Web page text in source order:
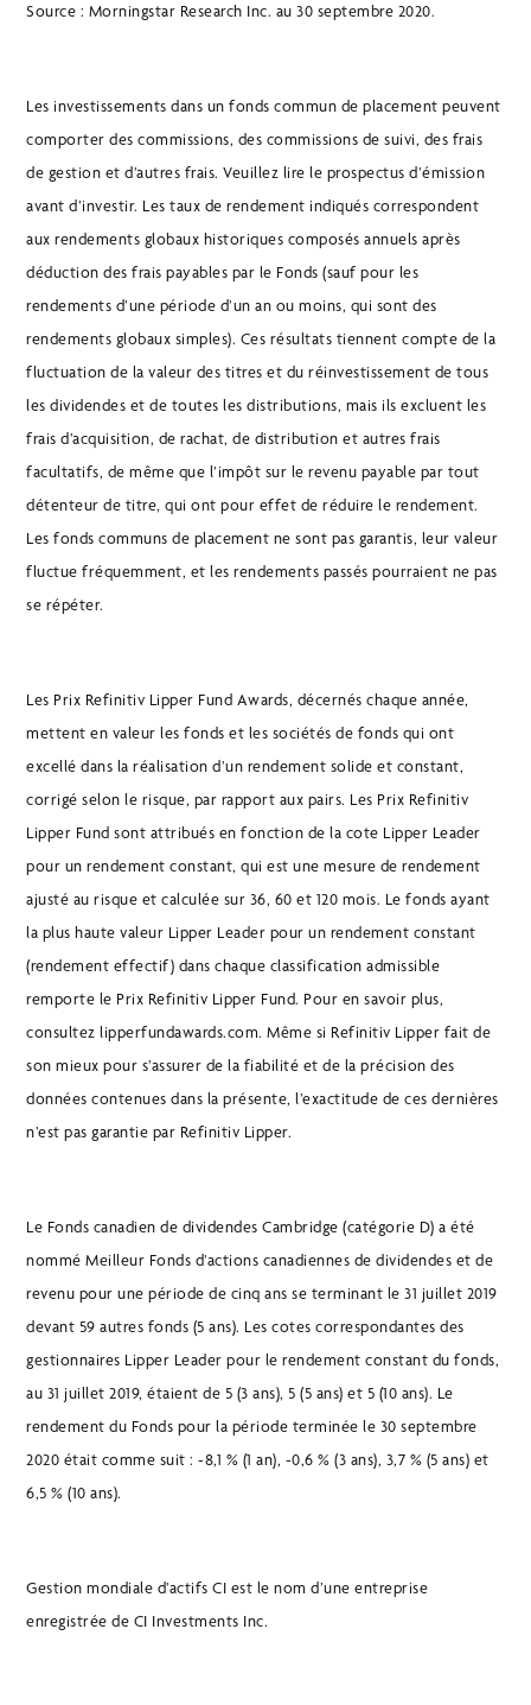
Source : Morningstar Research Inc. au 30 septembre 2020.
Les investissements dans un fonds commun de placement peuvent
comporter des commissions, des commissions de suivi, des frais
de gestion et d’autres frais. Veuillez lire le prospectus d’émission
avant d’investir. Les taux de rendement indiqués correspondent
aux rendements globaux historiques composés annuels après
déduction des frais payables par le Fonds (sauf pour les
rendements d’une période d’un an ou moins, qui sont des
rendements globaux simples). Ces résultats tiennent compte de la
fluctuation de la valeur des titres et du réinvestissement de tous
les dividendes et de toutes les distributions, mais ils excluent les
frais d’acquisition, de rachat, de distribution et autres frais
facultatifs, de même que l’impôt sur le revenu payable par tout
détenteur de titre, qui ont pour effet de réduire le rendement.
Les fonds communs de placement ne sont pas garantis, leur valeur
fluctue fréquemment, et les rendements passés pourraient ne pas
se répéter.
Les Prix Refinitiv Lipper Fund Awards, décernés chaque année,
mettent en valeur les fonds et les sociétés de fonds qui ont
excellé dans la réalisation d’un rendement solide et constant,
corrigé selon le risque, par rapport aux pairs. Les Prix Refinitiv
Lipper Fund sont attribués en fonction de la cote Lipper Leader
pour un rendement constant, qui est une mesure de rendement
ajusté au risque et calculée sur 36, 60 et 120 mois. Le fonds ayant
la plus haute valeur Lipper Leader pour un rendement constant
(rendement effectif) dans chaque classification admissible
remporte le Prix Refinitiv Lipper Fund. Pour en savoir plus,
consultez lipperfundawards.com. Même si Refinitiv Lipper fait de
son mieux pour s’assurer de la fiabilité et de la précision des
données contenues dans la présente, l’exactitude de ces dernières
n’est pas garantie par Refinitiv Lipper.
Le Fonds canadien de dividendes Cambridge (catégorie D) a été
nommé Meilleur Fonds d’actions canadiennes de dividendes et de
revenu pour une période de cinq ans se terminant le 31 juillet 2019
devant 59 autres fonds (5 ans). Les cotes correspondantes des
gestionnaires Lipper Leader pour le rendement constant du fonds,
au 31 juillet 2019, étaient de 5 (3 ans), 5 (5 ans) et 5 (10 ans). Le
rendement du Fonds pour la période terminée le 30 septembre
2020 était comme suit : -8,1 % (1 an), -0,6 % (3 ans), 3,7 % (5 ans) et
6,5 % (10 ans).
Gestion mondiale d’actifs CI est le nom d’une entreprise
enregistrée de CI Investments Inc.